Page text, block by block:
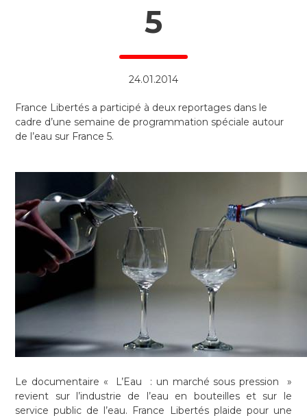
5
24.01.2014
France Libertés a participé à deux reportages dans le
cadre d’une semaine de programmation spéciale autour
de l’eau sur France 5.
Le documentaire « L’Eau : un marché sous pression »
revient sur l’industrie de l’eau en bouteilles et sur le
service public de l’eau. France Libertés plaide pour une